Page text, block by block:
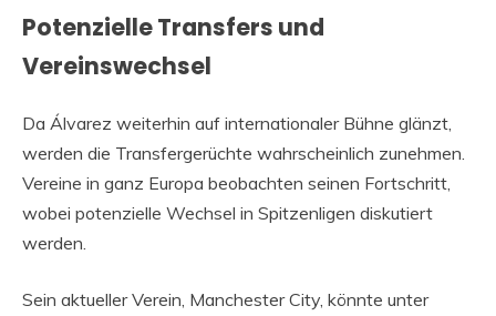
Potenzielle Transfers und
Vereinswechsel
Da Álvarez weiterhin auf internationaler Bühne glänzt,
werden die Transfergerüchte wahrscheinlich zunehmen.
Vereine in ganz Europa beobachten seinen Fortschritt,
wobei potenzielle Wechsel in Spitzenligen diskutiert
werden.
Sein aktueller Verein, Manchester City, könnte unter